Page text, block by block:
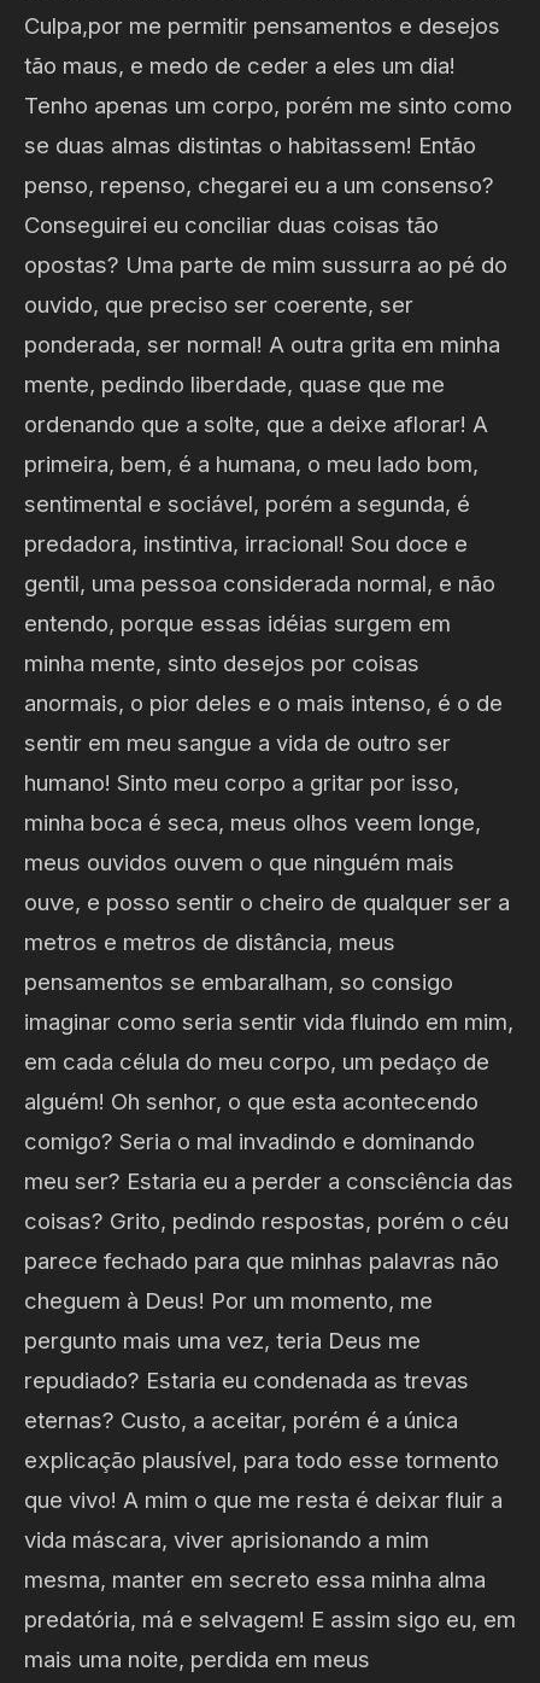
Culpa,por me permitir pensamentos e desejos
tão maus, e medo de ceder a eles um dia!
Tenho apenas um corpo, porém me sinto como
se duas almas distintas o habitassem! Então
penso, repenso, chegarei eu a um consenso?
Conseguirei eu conciliar duas coisas tão
opostas? Uma parte de mim sussurra ao pé do
ouvido, que preciso ser coerente, ser
ponderada, ser normal! A outra grita em minha
mente, pedindo liberdade, quase que me
ordenando que a solte, que a deixe aflorar! A
primeira, bem, é a humana, o meu lado bom,
sentimental e sociável, porém a segunda, é
predadora, instintiva, irracional! Sou doce e
gentil, uma pessoa considerada normal, e não
entendo, porque essas idéias surgem em
minha mente, sinto desejos por coisas
anormais, o pior deles e o mais intenso, é o de
sentir em meu sangue a vida de outro ser
humano! Sinto meu corpo a gritar por isso,
minha boca é seca, meus olhos veem longe,
meus ouvidos ouvem o que ninguém mais
ouve, e posso sentir o cheiro de qualquer ser a
metros e metros de distância, meus
pensamentos se embaralham, so consigo
imaginar como seria sentir vida fluindo em mim,
em cada célula do meu corpo, um pedaço de
alguém! Oh senhor, o que esta acontecendo
comigo? Seria o mal invadindo e dominando
meu ser? Estaria eu a perder a consciência das
coisas? Grito, pedindo respostas, porém o céu
parece fechado para que minhas palavras não
cheguem à Deus! Por um momento, me
pergunto mais uma vez, teria Deus me
repudiado? Estaria eu condenada as trevas
eternas? Custo, a aceitar, porém é a única
explicação plausível, para todo esse tormento
que vivo! A mim o que me resta é deixar fluir a
vida máscara, viver aprisionando a mim
mesma, manter em secreto essa minha alma
predatória, má e selvagem! E assim sigo eu, em
mais uma noite, perdida em meus